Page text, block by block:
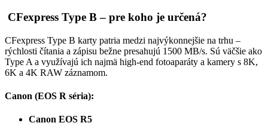
CFexpress Type B – pre koho je určená?
CFexpress Type B karty patria medzi najvýkonnejšie na trhu –
rýchlosti čítania a zápisu bežne presahujú 1500 MB/s. Sú väčšie ako
Type A a využívajú ich najmä high-end fotoaparáty a kamery s 8K,
6K a 4K RAW záznamom.
Canon (EOS R séria):
Canon EOS R5